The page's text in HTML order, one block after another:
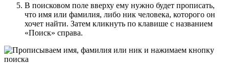
В поисковом поле вверху ему нужно будет прописать,
что имя или фамилия, либо ник человека, которого он
хочет найти. Затем кликнуть по клавише с названием
«Поиск» справа.